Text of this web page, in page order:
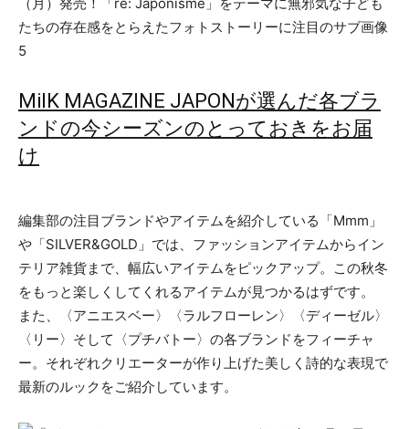
MilK MAGAZINE JAPONが選んだ各ブラ
ンドの今シーズンのとっておきをお届
け
編集部の注目ブランドやアイテムを紹介している「Mmm」
や「SILVER&GOLD」では、ファッションアイテムからイン
テリア雑貨まで、幅広いアイテムをピックアップ。この秋冬
をもっと楽しくしてくれるアイテムが見つかるはずです。
また、〈アニエスベー〉〈ラルフローレン〉〈ディーゼル〉
〈リー〉そして〈プチバトー〉の各ブランドをフィーチャ
ー。それぞれクリエーターが作り上げた美しく詩的な表現で
最新のルックをご紹介しています。